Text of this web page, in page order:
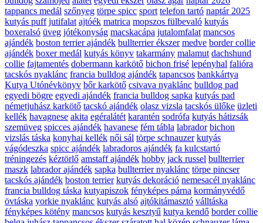
tappancs medál szőnyeg törpe spicc sport telefon tartó naptár 2025
kutyás puff jutifalat ajtóék matrica mopszos fülbevaló kutyás
boxeralsó üveg jótékonyság macskacápa jutalomfalat mancsos
ajándék boston terrier ajándék bullterrier ékszer medve border collie
ajándék boxer medál kutyás könyv takarmány malamut dachshund
collie fajtamentés dobermann karkötő bichon frisé lepényhal falióra
tacskós nyaklánc francia bulldog ajándék tapancsos bankkártya
Kutya Utónévkönyv bőr karkötő csivava nyaklánc bulldog pad
egyedi bögre egyedi ajándék francia bulldog sapka kutyás pad
németjuhász karkötő tacskó ajándék olasz vizsla tacskós ülőke üzleti
kellék havagnese akita egéralátét karantén sodrófa kutyás hátizsák
szemüveg spicces ajándék havanese fém tábla labrador bichon
vizslás táska konyhai kellék női sál törpe schnauzer kutyás
vágódeszka spicc ajándék labradoros ajándék fa kulcstartó
tréningezés kéztörlő amstaff ajándék hobby jack russel bullterrier
maszk labrador ajándék sapka bullterrier nyaklánc törpe pincser
tacskós ajándék boston terrier kutyás dekoráció nemesacél nyaklánc
francia bulldog táska kutyapiszok fényképes párna kormányvédő
övtáska yorkie nyaklánc kutyás alsó ajtókitámasztó válltáska
fényképes kötény mancsos kutyás kesztyű kutya kendő border collie